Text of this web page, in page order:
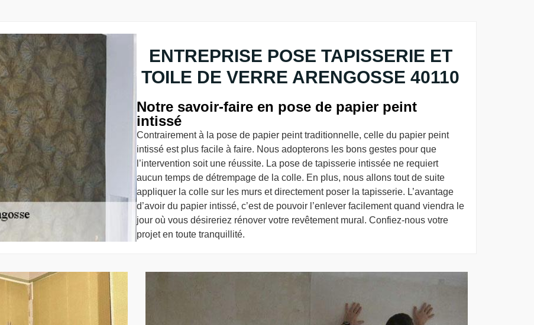
ENTREPRISE POSE TAPISSERIE ET
TOILE DE VERRE ARENGOSSE 40110
Notre savoir-faire en pose de papier peint
intissé
Contrairement à la pose de papier peint traditionnelle, celle du papier peint
intissé est plus facile à faire. Nous adopterons les bons gestes pour que
l’intervention soit une réussite. La pose de tapisserie intissée ne requiert
aucun temps de détrempage de la colle. En plus, nous allons tout de suite
appliquer la colle sur les murs et directement poser la tapisserie. L’avantage
d’avoir du papier intissé, c’est de pouvoir l’enlever facilement quand viendra le
jour où vous désireriez rénover votre revêtement mural. Confiez-nous votre
projet en toute tranquillité.